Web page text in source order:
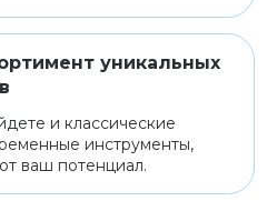
уникальных
и классические
инструменты,
ваш потенциал.